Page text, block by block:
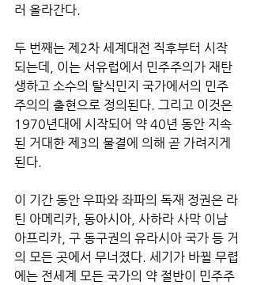
러 올라간다.
두 번째는 제2차 세계대전 직후부터 시작
되는데, 이는 서유럽에서 민주주의가 재탄
생하고 소수의 탈식민지 국가에서의 민주
주의의 출현으로 정의된다. 그리고 이것은
1970년대에 시작되어 약 40년 동안 지속
된 거대한 제3의 물결에 의해 곧 가려지게
된다.
이 기간 동안 우파와 좌파의 독재 정권은 라
틴 아메리카, 동아시아, 사하라 사막 이남
아프리카, 구 동구권의 유라시아 국가 등 거
의 모든 곳에서 무너졌다. 세기가 바뀔 무렵
에는 전세계 모든 국가의 약 절반이 민주주